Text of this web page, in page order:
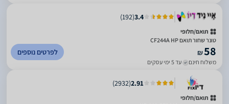
3.4
(
192
)
תואם/חלופי
טונר שחור תואם CF244A HP
₪58
משלוח חינם עד 5 ימי עסקים
לפרטים נוספים
2.91
(
2932
)
תואם/חלופי